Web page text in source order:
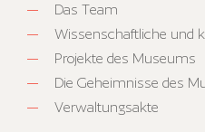
Das Team
Wissenschaftliche und
Projekte des Museums
Die Geheimnisse des
Verwaltungsakte